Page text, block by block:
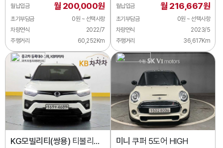
월납입금 월 200,000원
초기부담금
0원 ~ 선택사항
차량연식
2022/7
주행거리
60,252Km
월납입금 월 216,667원
초기부담금
0원 ~ 선택사항
차량연식
2023/5
주행거리
36,617Km
KG모빌리티(쌍용) 티볼리
미니 쿠퍼 5도어 HIGH